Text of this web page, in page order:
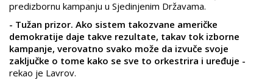
predizbornu kampanju u Sjedinjenim Državama.
- Tužan prizor. Ako sistem takozvane američke
demokratije daje takve rezultate, takav tok izborne
kampanje, verovatno svako može da izvuče svoje
zaključke o tome kako se sve to orkestrira i uređuje -
rekao je Lavrov.